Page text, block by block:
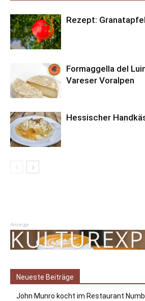
Rezept:
Formaggella del
Vareser Voralpen
Hessischer
Anzeige
Neueste Beiträge
John Munro kocht im Restaurant